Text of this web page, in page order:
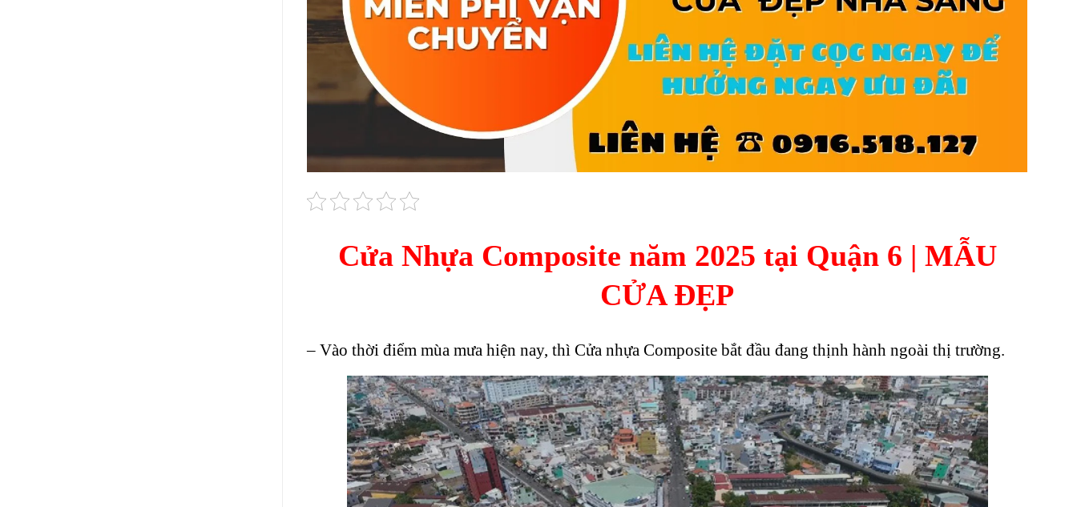
Cửa Nhựa Composite năm 2025 tại Quận 6 | MẪU
CỬA ĐẸP
– Vào thời điểm mùa mưa hiện nay, thì Cửa nhựa Composite bắt đầu đang thịnh hành ngoài thị trường.